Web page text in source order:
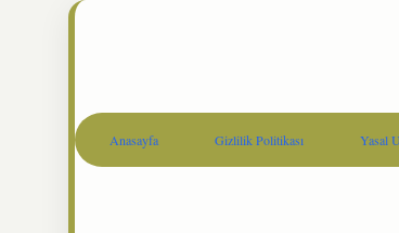
Anasayfa Gizlilik Politikası Yasal